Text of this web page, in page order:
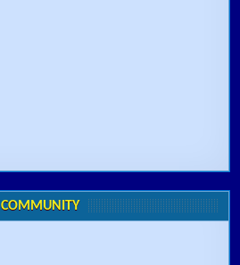
COMMUNITY